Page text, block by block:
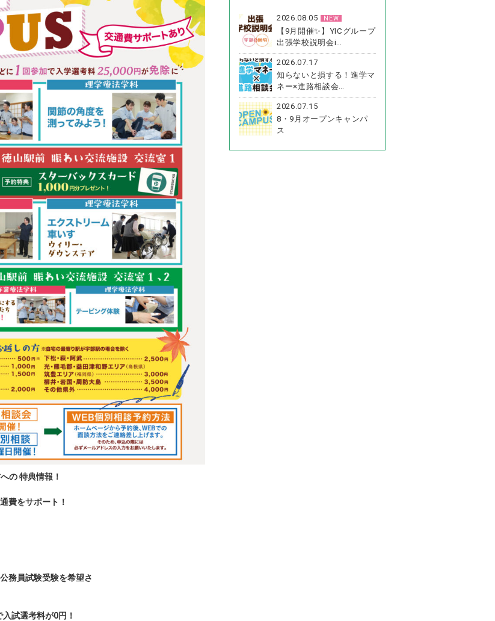
の 特典情報！
費をサポート！
校・公務員試験受験を希望さ
試選考料が0円！
2026.08.05 NEW
【9月開催✨】YICグループ
出張学校説明会i…
2026.07.17
知らないと損する！進学マ
ネー×進路相談会…
2026.07.15
8・9月オープンキャンパ
ス